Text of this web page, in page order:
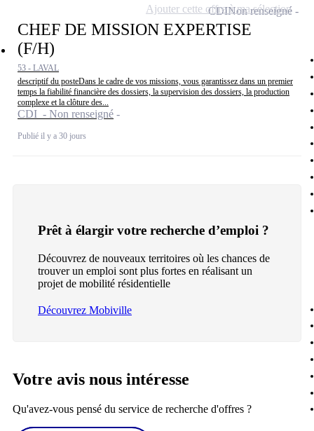
CHEF DE MISSION EXPERTISE
(F/H)
53 - LAVAL
descriptif du posteDans le cadre de vos missions, vous garantissez dans un premier
temps la fiabilité financière des dossiers, la supervision des dossiers, la production
complexe et la clôture des...
CDI - Non renseigné
Publié il y a 30 jours
CDINon renseigné
Ajouter cette offre à ma sélection
Prêt à élargir votre recherche d’emploi ?
Découvrez de nouveaux territoires où les chances de
trouver un emploi sont plus fortes en réalisant un
projet de mobilité résidentielle
Découvrez Mobiville
Votre avis nous intéresse
Qu'avez-vous pensé du service de recherche d'offres ?